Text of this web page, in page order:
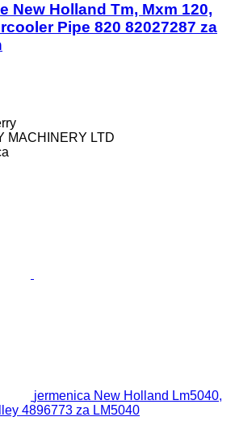
New Holland Tm, Mxm 120,
Pipe 820 82027287 za
MACHINERY LTD
jermenica New Holland Lm5040,
4896773 za LM5040